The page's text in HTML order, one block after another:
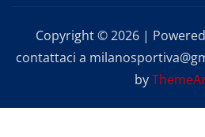
Copyright © 2026 |
contattaci a
by